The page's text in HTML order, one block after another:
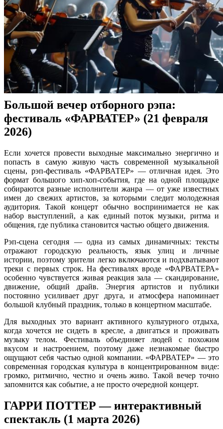
Большой вечер отборного рэпа:
фестиваль «ФАРВАТЕР» (21 февраля
2026)
Если хочется провести выходные максимально энергично и
попасть в самую живую часть современной музыкальной
сцены, рэп-фестиваль «ФАРВАТЕР» — отличная идея. Это
формат большого хип-хоп-события, где на одной площадке
собираются разные исполнители жанра — от уже известных
имен до свежих артистов, за которыми следит молодежная
аудитория. Такой концерт обычно воспринимается не как
набор выступлений, а как единый поток музыки, ритма и
общения, где публика становится частью общего движения.
Рэп-сцена сегодня — одна из самых динамичных: тексты
отражают городскую реальность, язык улиц и личные
истории, поэтому зрители легко включаются и подхватывают
треки с первых строк. На фестивалях вроде «ФАРВАТЕРА»
особенно чувствуется живая реакция зала — скандирование,
движение, общий драйв. Энергия артистов и публики
постоянно усиливает друг друга, и атмосфера напоминает
большой клубный праздник, только в концертном масштабе.
Для выходных это вариант активного культурного отдыха,
когда хочется не сидеть в кресле, а двигаться и проживать
музыку телом. Фестиваль объединяет людей с похожим
вкусом и настроением, поэтому даже незнакомые быстро
ощущают себя частью одной компании. «ФАРВАТЕР» — это
современная городская культура в концентрированном виде:
громко, ритмично, честно и очень живо. Такой вечер точно
запомнится как событие, а не просто очередной концерт.
ГАРРИ ПОТТЕР — интерактивный
спектакль (1 марта 2026)